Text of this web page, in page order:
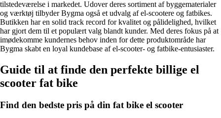
tilstedeværelse i markedet. Udover deres sortiment af byggematerialer
og værktøj tilbyder Bygma også et udvalg af el-scootere og fatbikes.
Butikken har en solid track record for kvalitet og pålidelighed, hvilket
har gjort dem til et populært valg blandt kunder. Med deres fokus på at
imødekomme kundernes behov inden for dette produktområde har
Bygma skabt en loyal kundebase af el-scooter- og fatbike-entusiaster.
Guide til at finde den perfekte billige el
scooter fat bike
Find den bedste pris på din fat bike el scooter